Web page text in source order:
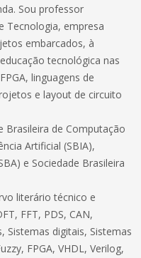
Sou professor
Tecnologia, empresa
embarcados, à
tecnológica nas
linguagens de
e layout de circuito
Brasileira de Computação
Artificial (SBIA),
e Sociedade Brasileira
literário técnico e
FFT, PDS, CAN,
Sistemas digitais, Sistemas
FPGA, VHDL, Verilog,